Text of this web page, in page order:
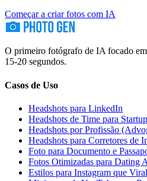
Começar a criar fotos com IA
O primeiro fotógrafo de IA focado em
15-20 segundos.
Casos de Uso
Headshots para LinkedIn
Headshots de Time para
Headshots por Profissão
Headshots para Corretores de
Foto para Documento e
Fotos Otimizadas para Dating
Estilos para Instagram que